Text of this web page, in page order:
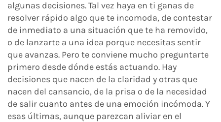
algunas decisiones. Tal vez haya en ti ganas de
resolver rápido algo que te incomoda, de contestar
de inmediato a una situación que te ha removido,
o de lanzarte a una idea porque necesitas sentir
que avanzas. Pero te conviene mucho preguntarte
primero desde dónde estás actuando. Hay
decisiones que nacen de la claridad y otras que
nacen del cansancio, de la prisa o de la necesidad
de salir cuanto antes de una emoción incómoda. Y
esas últimas, aunque parezcan aliviar en el